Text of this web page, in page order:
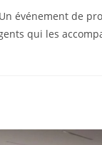
événement de
qui les